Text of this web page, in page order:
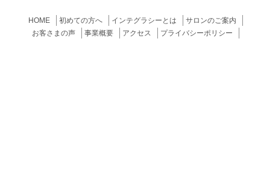
HOME 初めての方へ インテグラシーとは
サロンのご案内
お客さまの声
事業概要 アクセス プライバシーポリシー